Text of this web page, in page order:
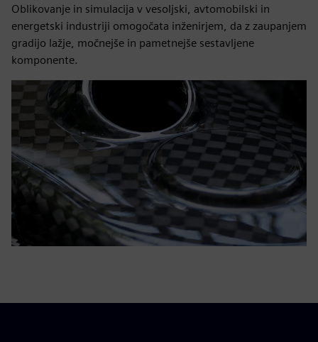
Oblikovanje in simulacija v vesoljski, avtomobilski in
energetski industriji omogočata inženirjem, da z zaupanjem
gradijo lažje, močnejše in pametnejše sestavljene
komponente.